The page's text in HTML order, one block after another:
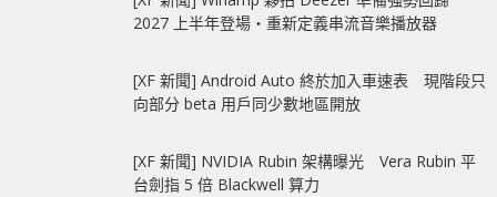
2027 上半年登場‧重新定義串流音樂播放器
[XF 新聞] Android Auto 終於加入車速表 現階段只
向部分 beta 用戶同少數地區開放
[XF 新聞] NVIDIA Rubin 架構曝光 Vera Rubin 平
台劍指 5 倍 Blackwell 算力